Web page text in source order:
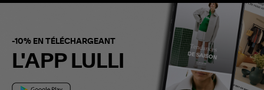
-10% EN TÉLÉCHARGEANT
L'APP LULLI